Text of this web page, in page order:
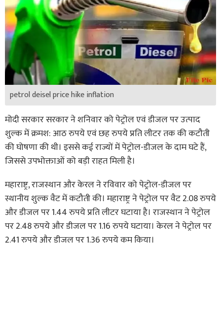
petrol deisel price hike inflation
मोदी सरकार सरकार ने शनिवार को पेट्रोल एवं डीजल पर उत्पाद
शुल्क में क्रमश: आठ रुपये एवं छह रुपये प्रति लीटर तक की कटौती
की घोषणा की थी। इससे कई राज्यों में पेट्रोल-डीजल के दाम घटे हैं,
जिससे उपभोक्ताओं को बड़ी राहत मिली है।
महाराष्ट्र, राजस्थान और केरल ने रविवार को पेट्रोल-डीजल पर
स्थानीय शुल्क वैट में कटौती की। महाराष्ट्र ने पेट्रोल पर वैट 2.08 रुपये
और डीजल पर 1.44 रुपये प्रति लीटर घटाया है। राजस्थान ने पेट्रोल
पर 2.48 रुपये और डीजल पर 1.16 रुपये घटाया। केरल ने पेट्रोल पर
2.41 रुपये और डीजल पर 1.36 रुपये कम किया।